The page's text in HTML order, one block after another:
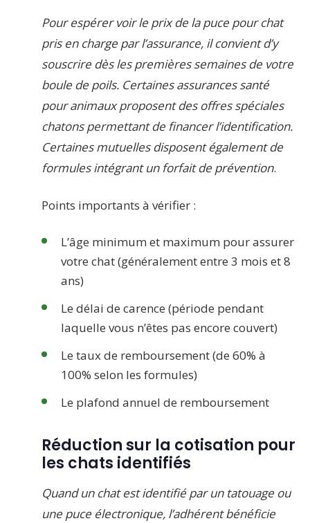
Pour espérer voir le prix de la puce pour chat
pris en charge par l’assurance, il convient d’y
souscrire dès les premières semaines de votre
boule de poils. Certaines assurances santé
pour animaux proposent des offres spéciales
chatons permettant de financer l’identification.
Certaines mutuelles disposent également de
formules intégrant un forfait de prévention.
Points importants à vérifier :
L’âge minimum et maximum pour assurer
votre chat (généralement entre 3 mois et 8
ans)
Le délai de carence (période pendant
laquelle vous n’êtes pas encore couvert)
Le taux de remboursement (de 60% à
100% selon les formules)
Le plafond annuel de remboursement
Réduction sur la cotisation pour
les chats identifiés
Quand un chat est identifié par un tatouage ou
une puce électronique, l’adhérent bénéficie